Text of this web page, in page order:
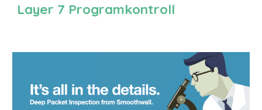
Layer 7 Programkontroll